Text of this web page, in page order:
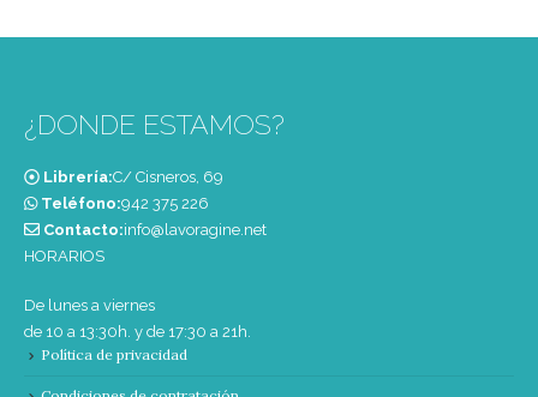
¿DONDE ESTAMOS?
Librería:C/ Cisneros, 69
Teléfono:‭942 375 226‬
Contacto:info@lavoragine.net
HORARIOS
De lunes a viernes
de 10 a 13:30h. y de 17:30 a 21h.
Política de privacidad